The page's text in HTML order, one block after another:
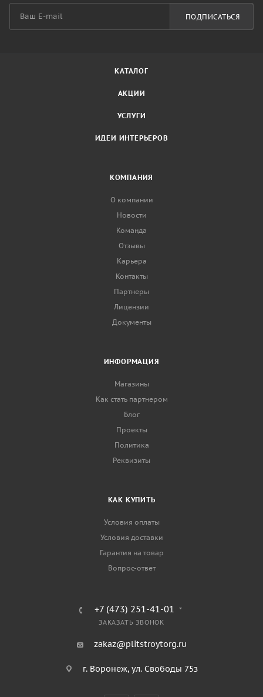
ПОДПИСАТЬСЯ
КАТАЛОГ
АКЦИИ
УСЛУГИ
ИДЕИ ИНТЕРЬЕРОВ
КОМПАНИЯ
О компании
Новости
Команда
Отзывы
Карьера
Контакты
Партнеры
Лицензии
Документы
ИНФОРМАЦИЯ
Магазины
Как стать партнером
Блог
Проекты
Политика
Реквизиты
КАК КУПИТЬ
Условия оплаты
Условия доставки
Гарантия на товар
Вопрос-ответ
+7 (473) 251-41-01
ЗАКАЗАТЬ ЗВОНОК
zakaz@plitstroytorg.ru
г. Воронеж, ул. Свободы 75з